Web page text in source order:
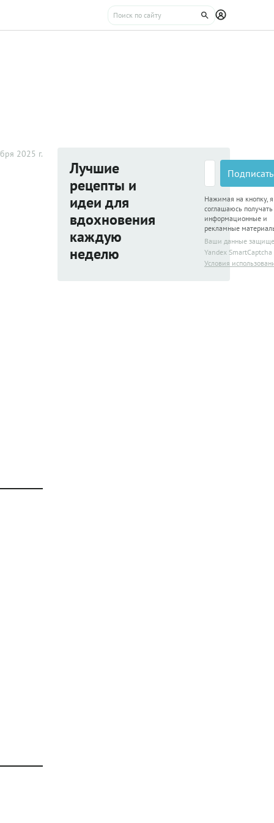
2025 г.
Лучшие
рецепты и
идеи для
вдохновения
каждую
неделю
Нажимая на кнопку, я
соглашаюсь получать
информационные и
рекламные
Ваши данные
Yandex SmartCaptcha
Условия